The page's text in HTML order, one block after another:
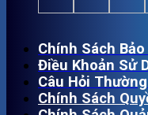
Chính Sách
Điều Khoản Sử
Câu Hỏi
Chính Sách